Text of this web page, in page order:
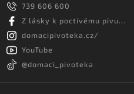
739 606 600
Z lásky k poctivému pivu...
domacipivoteka.cz/
YouTube
@domaci_pivoteka